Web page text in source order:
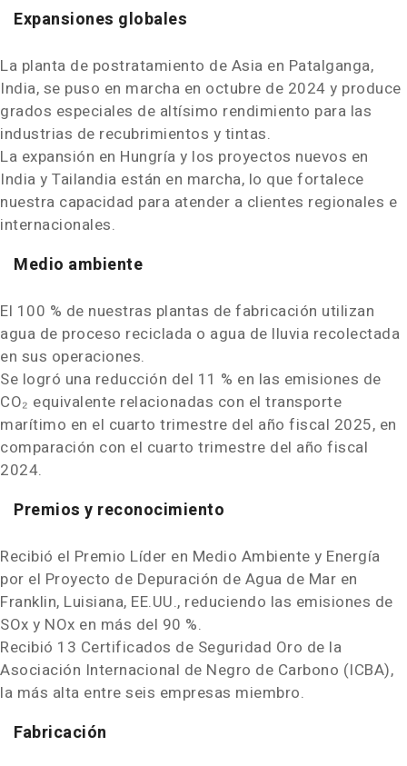
Expansiones globales
La planta de postratamiento de Asia en Patalganga,
India, se puso en marcha en octubre de 2024 y produce
grados especiales de altísimo rendimiento para las
industrias de recubrimientos y tintas.
La expansión en Hungría y los proyectos nuevos en
India y Tailandia están en marcha, lo que fortalece
nuestra capacidad para atender a clientes regionales e
internacionales.
Medio ambiente
El 100 % de nuestras plantas de fabricación utilizan
agua de proceso reciclada o agua de lluvia recolectada
en sus operaciones.
Se logró una reducción del 11 % en las emisiones de
CO₂ equivalente relacionadas con el transporte
marítimo en el cuarto trimestre del año fiscal 2025, en
comparación con el cuarto trimestre del año fiscal
2024.
Premios y reconocimiento
Recibió el Premio Líder en Medio Ambiente y Energía
por el Proyecto de Depuración de Agua de Mar en
Franklin, Luisiana, EE.UU., reduciendo las emisiones de
SOx y NOx en más del 90 %.
Recibió 13 Certificados de Seguridad Oro de la
Asociación Internacional de Negro de Carbono (ICBA),
la más alta entre seis empresas miembro.
Fabricación